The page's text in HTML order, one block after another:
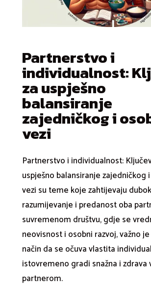
Partnerstvo i
individualnost:
za uspješno
balansiranje
zajedničkog i
vezi
Partnerstvo i individualnost:
uspješno balansiranje zajedničkog
vezi su teme koje zahtijevaju
razumijevanje i predanost oba
suvremenom društvu, gdje se
neovisnost i osobni razvoj, važno
način da se očuva vlastita
istovremeno gradi snažna i zdrava
partnerom.